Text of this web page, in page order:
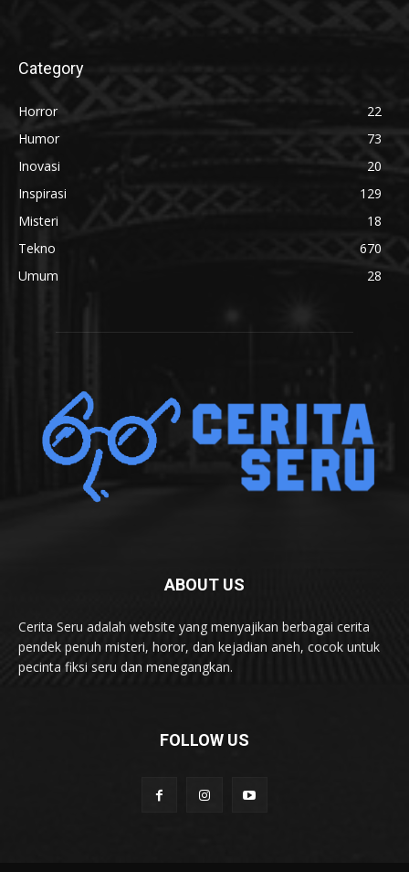
Category
Horror
22
Humor
73
Inovasi
20
Inspirasi
129
Misteri
18
Tekno
670
Umum
28
ABOUT US
Cerita Seru adalah website yang menyajikan berbagai cerita
pendek penuh misteri, horor, dan kejadian aneh, cocok untuk
pecinta fiksi seru dan menegangkan.
FOLLOW US